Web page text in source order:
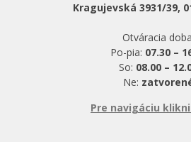
Kragujevská 3931/39,
Otváracia
Po-pia: 07.30 –
So: 08.00 –
Ne:
Pre navigáciu